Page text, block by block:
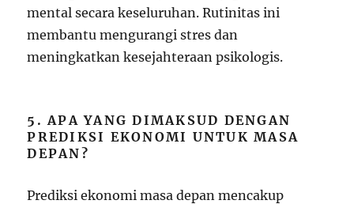
mental secara keseluruhan. Rutinitas ini
membantu mengurangi stres dan
meningkatkan kesejahteraan psikologis.
5. APA YANG DIMAKSUD DENGAN
PREDIKSI EKONOMI UNTUK MASA
DEPAN?
Prediksi ekonomi masa depan mencakup